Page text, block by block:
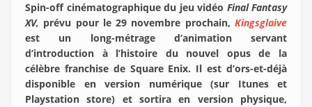
Spin-off cinématographique du jeu vidéo Final Fantasy
XV, prévu pour le 29 novembre prochain, Kingsglaive
est un long-métrage d’animation servant
d’introduction à l’histoire du nouvel opus de la
célèbre franchise de Square Enix. Il est d’ors-et-déjà
disponible en version numérique (sur Itunes et
Playstation store) et sortira en version physique,